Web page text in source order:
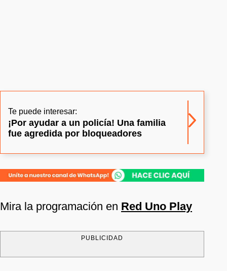
Te puede interesar:
¡Por ayudar a un policía! Una familia
fue agredida por bloqueadores
Mira la programación en Red Uno Play
PUBLICIDAD